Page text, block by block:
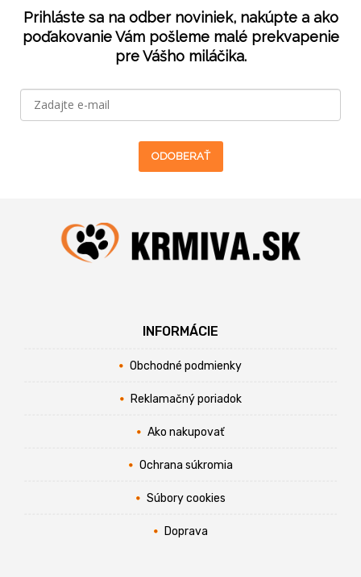
Prihláste sa na odber noviniek, nakúpte a ako
poďakovanie Vám pošleme malé prekvapenie
pre Vášho miláčika.
ODOBERAŤ
INFORMÁCIE
Obchodné podmienky
Reklamačný poriadok
Ako nakupovať
Ochrana súkromia
Súbory cookies
Doprava